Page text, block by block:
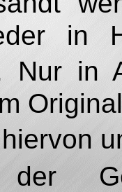
in
Nur in